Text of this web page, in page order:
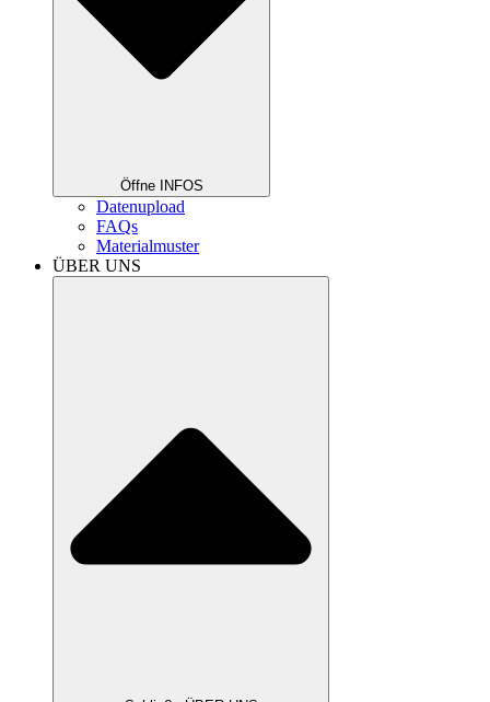
Öffne INFOS
Datenupload
FAQs
Materialmuster
ÜBER UNS